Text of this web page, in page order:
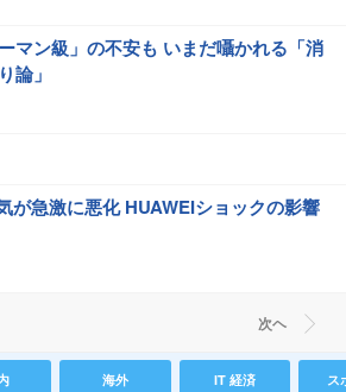
マン級」の不安も いまだ囁かれる「消
論」
が急激に悪化 HUAWEIショックの影響
次ヘ
海外 IT 経済 ス